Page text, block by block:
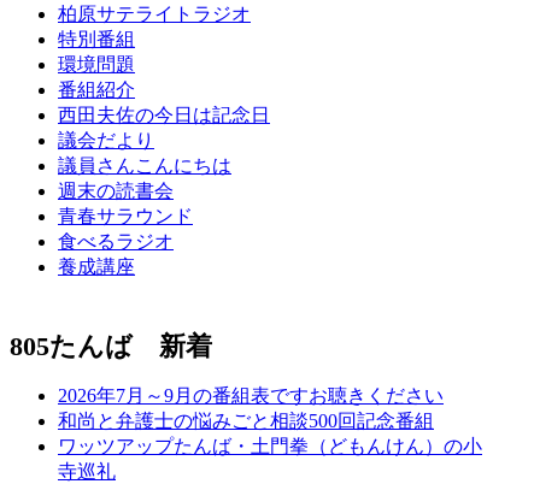
柏原サテライトラジオ
特別番組
環境問題
番組紹介
西田夫佐の今日は記念日
議会だより
議員さんこんにちは
週末の読書会
青春サラウンド
食べるラジオ
養成講座
805たんば 新着
2026年7月～9月の番組表ですお聴きください
和尚と弁護士の悩みごと相談500回記念番組
ワッツアップたんば・土門拳（どもんけん）の小
寺巡礼